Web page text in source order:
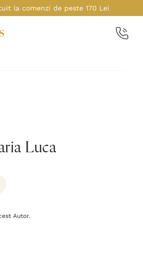
la comenzi de peste 170 Lei
Luca
Autor.